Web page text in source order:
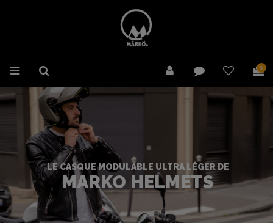
0
LE CASQUE MODULABLE ULTRA LÉGER DE
MARKO HELMETS